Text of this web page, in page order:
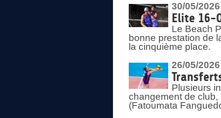
30/05/2026
Elite 16-
Le Beach
bonne prestation de
la cinquième place.
26/05/2026
Plusieurs
changement de
(Fatoumata